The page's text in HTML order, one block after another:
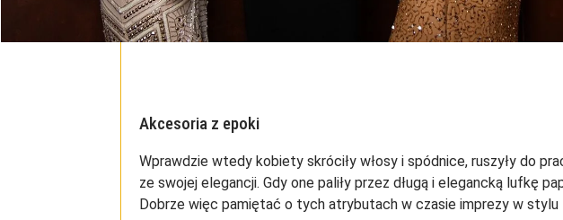
Akcesoria z epoki
Wprawdzie wtedy kobiety skróciły włosy i spódnice, ruszyły do
ze swojej elegancji. Gdy one paliły przez długą i elegancką lufkę
Dobrze więc pamiętać o tych atrybutach w czasie imprezy w stylu